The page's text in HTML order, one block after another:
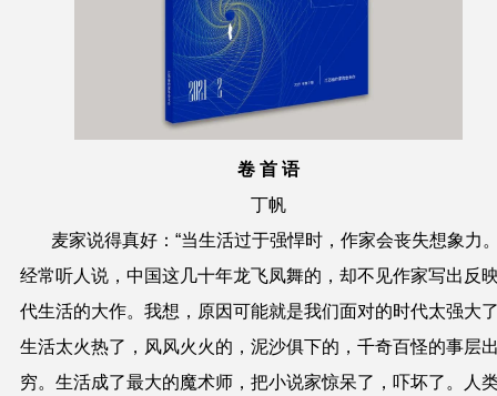
卷 首 语
丁帆
麦家说得真好：“当生活过于强悍时，作家会丧失想象力
经常听人说，中国这几十年龙飞凤舞的，却不见作家写出反
代生活的大作。我想，原因可能就是我们面对的时代太强大
生活太火热了，风风火火的，泥沙俱下的，千奇百怪的事层
穷。生活成了最大的魔术师，把小说家惊呆了，吓坏了。人